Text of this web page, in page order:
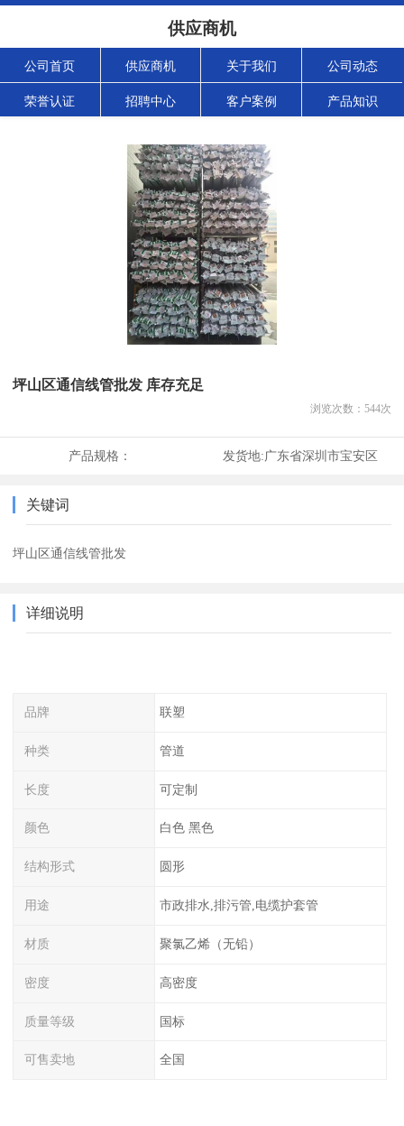
供应商机
公司首页 供应商机 关于我们 公司动态
荣誉认证 招聘中心 客户案例 产品知识
坪山区通信线管批发 库存充足
浏览次数： 544次
产品规格： 发货地:广东省深圳市宝安区
关键词
坪山区通信线管批发
详细说明
品牌 联塑
种类 管道
长度 可定制
颜色 白色 黑色
结构形式 圆形
用途 市政排水,排污管,电缆护套管
材质 聚氯乙烯（无铅）
密度 高密度
质量等级 国标
可售卖地 全国